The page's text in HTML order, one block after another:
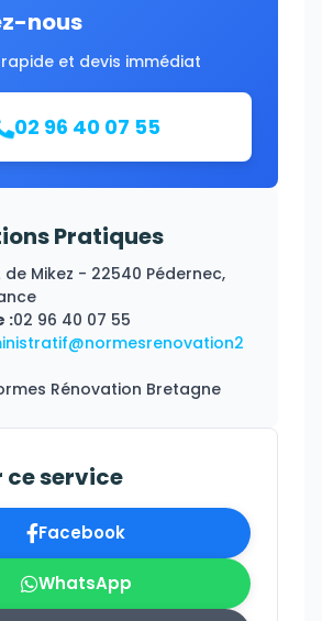
nous
et devis immédiat
02 96 40 07 55
Pratiques
de Mikez - 22540 Pédernec,
:02 96 40 07 55
Rénovation Bretagne
service
Facebook
WhatsApp